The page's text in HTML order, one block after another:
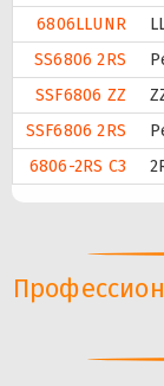
6806LLUNR
SS6806 2RS
SSF6806 ZZ
SSF6806 2RS
6806-2RS C3